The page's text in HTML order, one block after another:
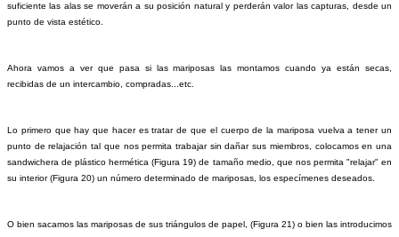
suficiente las alas se moverán a su posición natural y perderán valor las capturas, desde un
punto de vista estético.
Ahora vamos a ver que pasa si las mariposas las montamos cuando ya están secas,
recibidas de un intercambio, compradas...etc.
Lo primero que hay que hacer es tratar de que el cuerpo de la mariposa vuelva a tener un
punto de relajación tal que nos permita trabajar sin dañar sus miembros, colocamos en una
sandwichera de plástico hermética (Figura 19) de tamaño medio, que nos permita "relajar" en
su interior (Figura 20) un número determinado de mariposas, los especímenes deseados.
O bien sacamos las mariposas de sus triángulos de papel, (Figura 21) o bien las introducimos